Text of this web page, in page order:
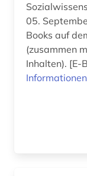
05.
Books auf
(zusammen
Inhalten). [E-
Informationen